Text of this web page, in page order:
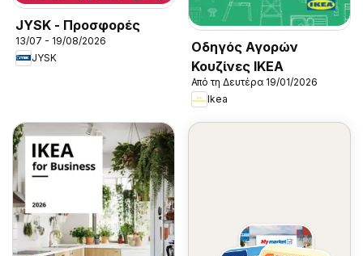
JYSK - Προσφορές
13/07 - 19/08/2026
JYSK
Οδηγός Αγορών
Κουζίνες IKEA
Από τη Δευτέρα 19/01/2026
Ikea